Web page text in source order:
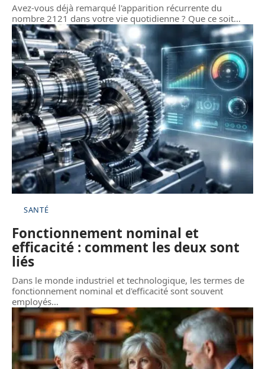
Avez-vous déjà remarqué l'apparition récurrente du
nombre 2121 dans votre vie quotidienne ? Que ce soit…
SANTÉ
Fonctionnement nominal et
efficacité : comment les deux sont
liés
Dans le monde industriel et technologique, les termes de
fonctionnement nominal et d'efficacité sont souvent
employés…